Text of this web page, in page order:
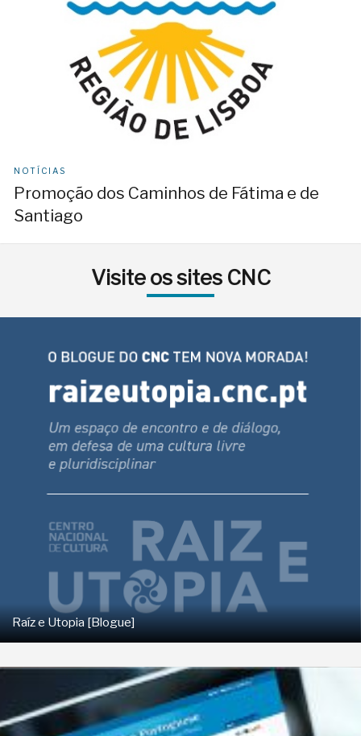
NOTÍCIAS
Promoção dos Caminhos de Fátima e de
Santiago
Visite os sites CNC
Raíz e Utopia [Blogue]